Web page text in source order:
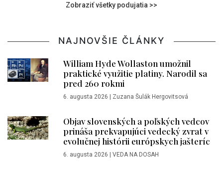
Zobraziť všetky podujatia >>
NAJNOVŠIE ČLÁNKY
William Hyde Wollaston umožnil
praktické využitie platiny. Narodil sa
pred 260 rokmi
6. augusta 2026 Zuzana Šulák Hergovitsová
Objav slovenských a poľských vedcov
prináša prekvapujúci vedecký zvrat v
evolučnej histórii európskych jašteríc
6. augusta 2026 VEDA NA DOSAH